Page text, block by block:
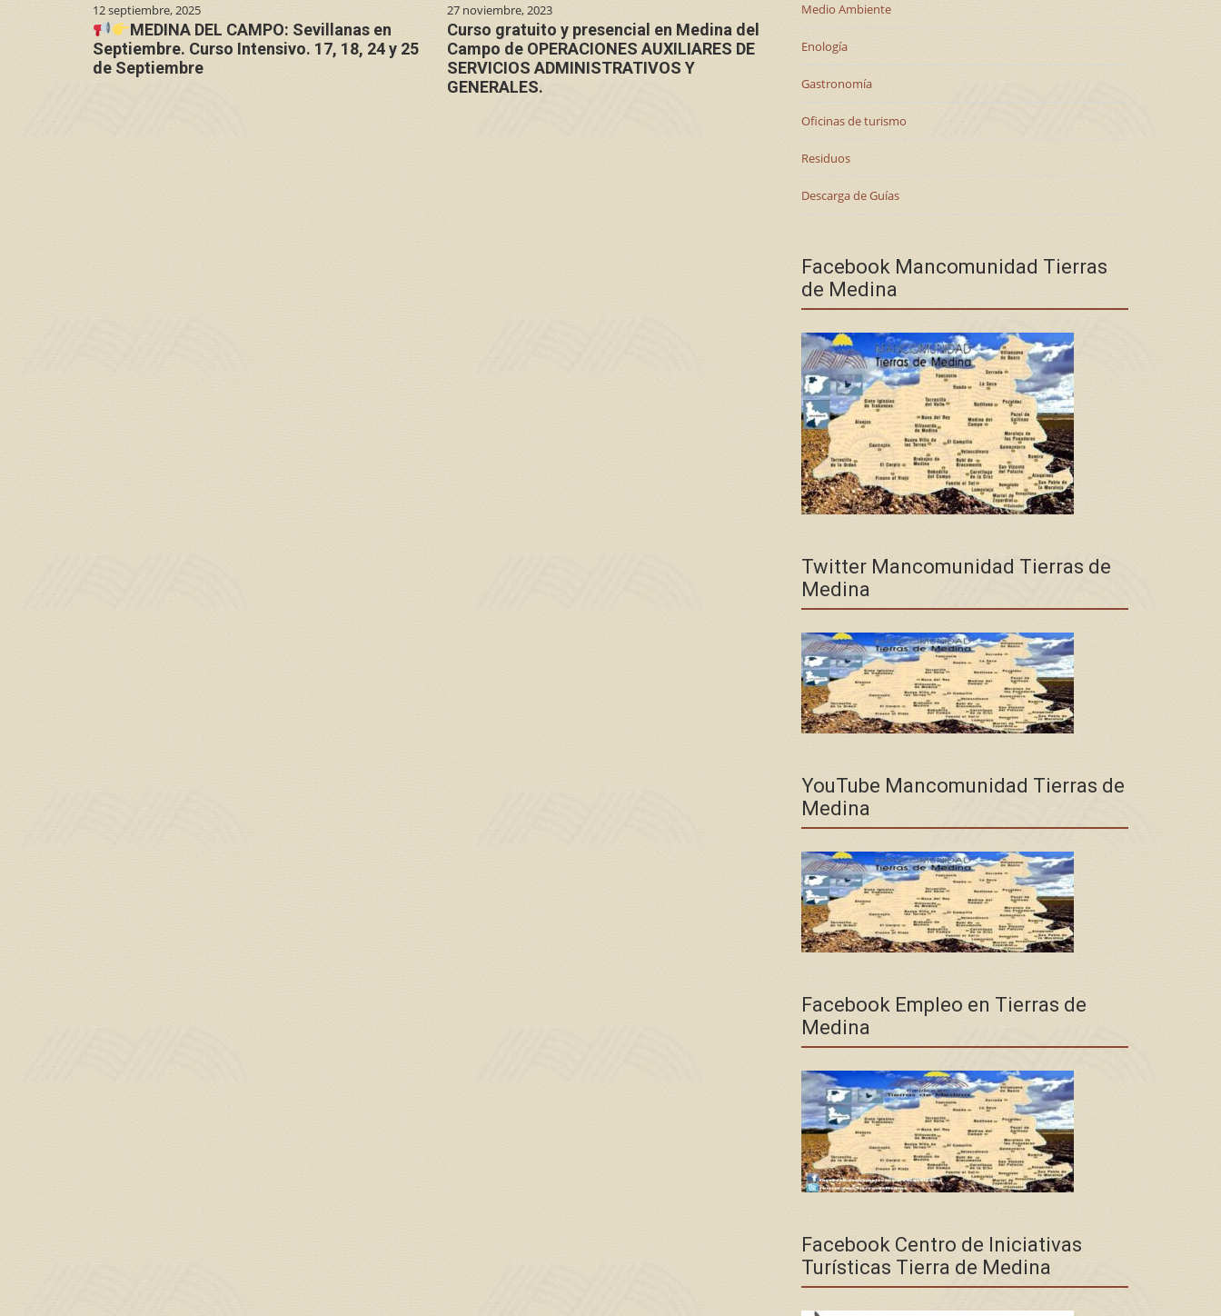
12 septiembre, 2025
MEDINA DEL CAMPO: Sevillanas en
Septiembre. Curso Intensivo. 17, 18, 24 y 25
de Septiembre
27 noviembre, 2023
Curso gratuito y presencial en Medina del
Campo de OPERACIONES AUXILIARES DE
SERVICIOS ADMINISTRATIVOS Y
GENERALES.
Medio Ambiente
Enología
Gastronomía
Oficinas de turismo
Residuos
Descarga de Guías
Facebook Mancomunidad Tierras
de Medina
Twitter Mancomunidad Tierras de
Medina
YouTube Mancomunidad Tierras de
Medina
Facebook Empleo en Tierras de
Medina
Facebook Centro de Iniciativas
Turísticas Tierra de Medina